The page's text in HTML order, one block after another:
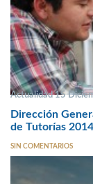
Actualidad 15
Dirección
de Tutorías 2014
SIN COMENTARIOS